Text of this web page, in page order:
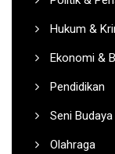
Politik &
Hukum &
Ekonomi &
Pendidikan
Seni Budaya